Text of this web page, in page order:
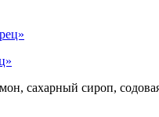
сахарный сироп,